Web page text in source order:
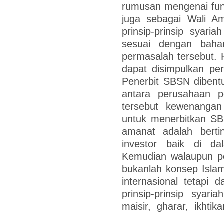
rumusan mengenai
juga sebagai Wali
prinsip-prinsip
sesuai dengan
permasalah tersebut.
dapat disimpulkan
Penerbit SBSN
antara perusahaan
tersebut
untuk menerbitkan
amanat adalah
investor baik di
Kemudian walaupun
bukanlah konsep
internasional tetapi
prinsip-prinsip
maisir, gharar,